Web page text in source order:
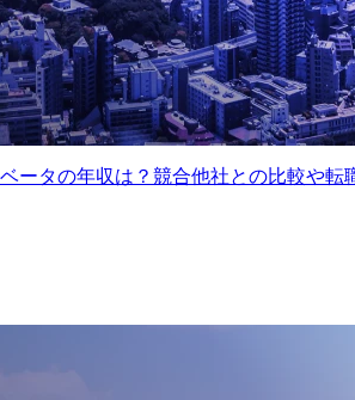
ータの年収は？競合他社との比較や転